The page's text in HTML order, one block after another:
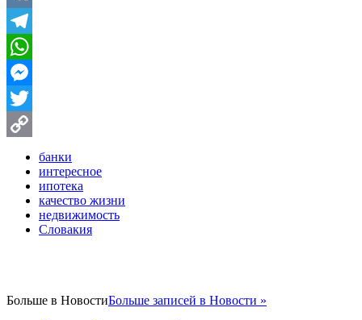
VK
Telegram
WhatsApp
Messenger
Twitter
Link
банки
интересное
ипотека
качество жизни
недвижимость
Словакия
Больше в НовостиБольше записей в Новости »